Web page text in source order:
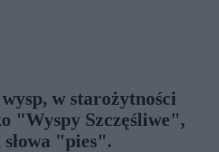
w starożytności
"Wyspy Szczęśliwe",
"pies".